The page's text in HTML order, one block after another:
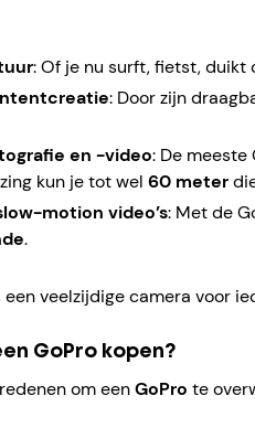
: Of je nu surft, fietst, duikt
: Door zijn
en -video: De
kun je tot wel 60 meter
motion video’s: Met de
.
een veelzijdige camera voor
GoPro kopen?
om eenGoPro te